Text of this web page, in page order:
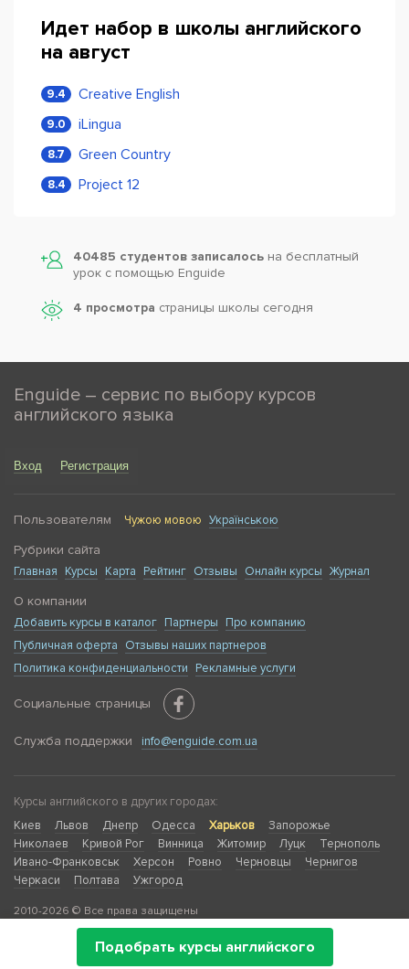
Идет набор в школы английского
на август
9.4 Creative English
9.0 iLingua
8.7 Green Country
8.4 Project 12
40485 студентов записалось на бесплатный
урок с помощью Enguide
4 просмотра страницы школы сегодня
Подобрать курсы английского
Enguide – сервис по выбору курсов
английского языка
Вход Регистрация
Пользователям Чужою мовою Українською
Рубрики сайта
Главная Курсы Карта Рейтинг Отзывы Онлайн курсы Журнал
О компании
Добавить курсы в каталог Партнеры
Про компанию
Публичная оферта
Отзывы наших партнеров
Политика конфиденциальности
Рекламные услуги
Социальные страницы
Служба поддержки info@enguide.com.ua
Курсы английского в других городах:
Киев
Львов Днепр Одесса Харьков
Запорожье
Николаев
Кривой Рог Винница Житомир Луцк
Тернополь
Ивано-Франковськ
Херсон Ровно Черновцы
Чернигов
Черкаси
Полтава Ужгород
2010-2026 © Все права защищены